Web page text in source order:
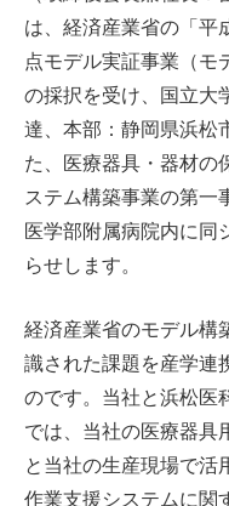
は、経済産業省の「平
点モデル実証事業（モ
の採択を受け、国立大
達、本部：静岡県浜松
た、医療器具・器材の
ステム構築事業の第一
医学部附属病院内に同
らせします。
経済産業省のモデル構
識された課題を産学連
のです。当社と浜松医
では、当社の医療器具
と当社の生産現場で活
作業支援システムに関